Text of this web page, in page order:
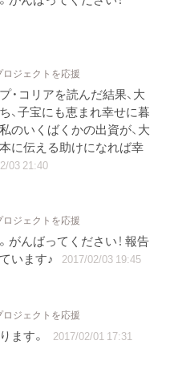
ロジェクトを応援
・コリアを読んだ結果、大
、子宝にも恵まれ幸せに暮
のいくばくかの出資が、大
に伝える助けになれば幸
03 21:40
ロジェクトを応援
がんばってください！ 報告
います♪
2017/02/03 19:45
ロジェクトを応援
ます。 2017/02/01 17:31